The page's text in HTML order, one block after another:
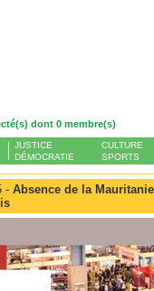
dont 0 membre(s)
JUSTICE
DÉMOCRATIE
CULTURE
SPORTS
- Absence de la